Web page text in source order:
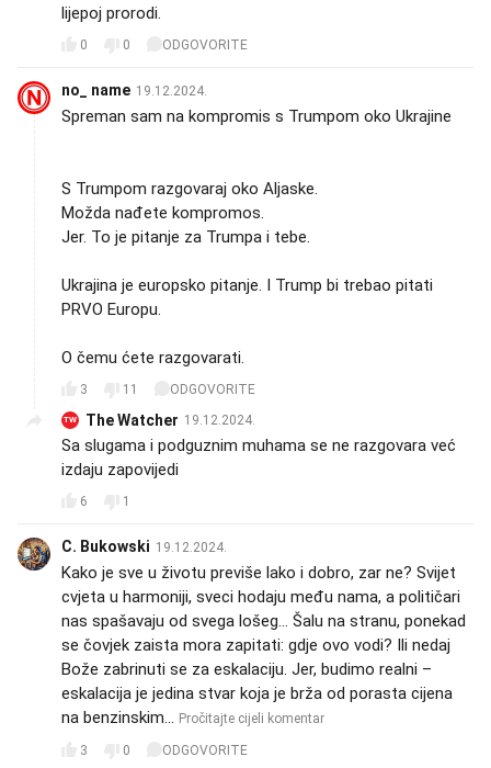
lijepoj prorodi.
0 0 ODGOVORITE
no_ name 19.12.2024.
Spreman sam na kompromis s Trumpom oko Ukrajine
S Trumpom razgovaraj oko Aljaske.
Možda nađete kompromos.
Jer. To je pitanje za Trumpa i tebe.
Ukrajina je europsko pitanje. I Trump bi trebao pitati
PRVO Europu.
O čemu ćete razgovarati.
3 11 ODGOVORITE
TW The Watcher 19.12.2024.
Sa slugama i podguznim muhama se ne razgovara već
izdaju zapovijedi
6 1
C. Bukowski 19.12.2024.
Kako je sve u životu previše lako i dobro, zar ne? Svijet
cvjeta u harmoniji, sveci hodaju među nama, a političari
nas spašavaju od svega lošeg... Šalu na stranu, ponekad
se čovjek zaista mora zapitati: gdje ovo vodi? Ili nedaj
Bože zabrinuti se za eskalaciju. Jer, budimo realni –
eskalacija je jedina stvar koja je brža od porasta cijena
na benzinskim… Pročitajte cijeli komentar
3 0 ODGOVORITE